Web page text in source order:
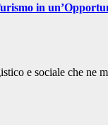
in
e sociale che